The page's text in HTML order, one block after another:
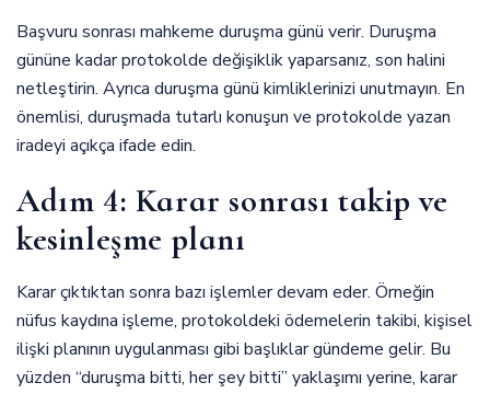
Başvuru sonrası mahkeme duruşma günü verir. Duruşma
gününe kadar protokolde değişiklik yaparsanız, son halini
netleştirin. Ayrıca duruşma günü kimliklerinizi unutmayın. En
önemlisi, duruşmada tutarlı konuşun ve protokolde yazan
iradeyi açıkça ifade edin.
Adım 4: Karar sonrası takip ve
kesinleşme planı
Karar çıktıktan sonra bazı işlemler devam eder. Örneğin
nüfus kaydına işleme, protokoldeki ödemelerin takibi, kişisel
ilişki planının uygulanması gibi başlıklar gündeme gelir. Bu
yüzden “duruşma bitti, her şey bitti” yaklaşımı yerine, karar